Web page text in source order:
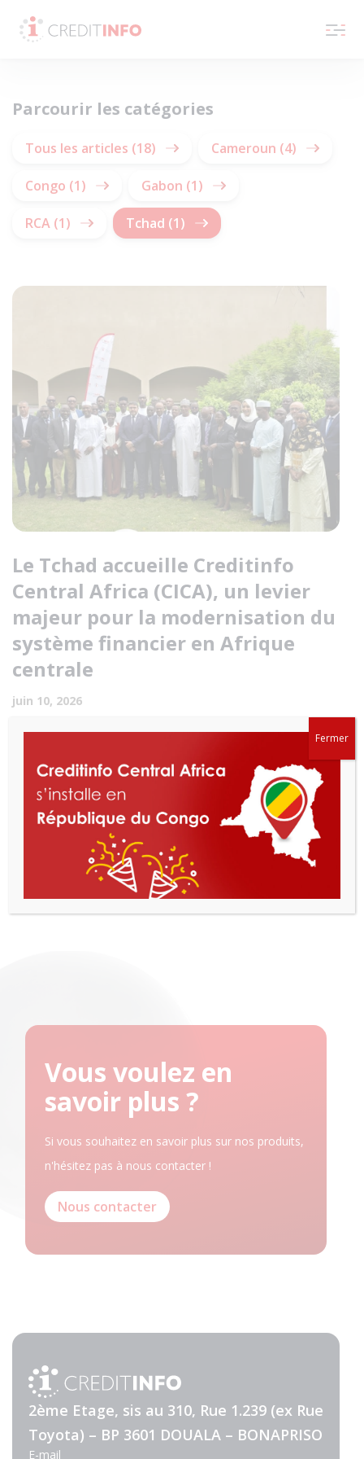
Parcourir les catégories
Tous les articles (18) Cameroun (4)
Congo (1) Gabon (1)
RCA (1) Tchad (1)
Le Tchad accueille Creditinfo
Central Africa (CICA), un levier
majeur pour la modernisation du
système financier en Afrique
centrale
juin 10, 2026
Après le Cameroun et la République centrafricaine,
CICA poursuit son déploiement régional et s’installe à
N’Djamena pour renforcer l’accès au crédit et la
transparence financière dans la CEMAC. Avec le
lancement officiel de ses activités au Tchad, Creditinfo
Central Africa (CICA) confirme l’accélération de son
expansion en Afrique centrale et consolide son rôle
d’infrastructure clé… Le Tchad accueille Creditinfo
Vous voulez en
savoir plus ?
Si vous souhaitez en savoir plus sur nos produits,
n'hésitez pas à nous contacter !
Nous contacter
2ème Etage, sis au 310, Rue 1.239 (ex Rue
Toyota) – BP 3601 DOUALA – BONAPRISO
E-mail
Fermer